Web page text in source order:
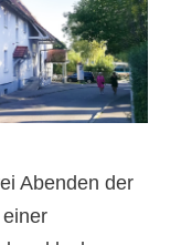
Abenden der